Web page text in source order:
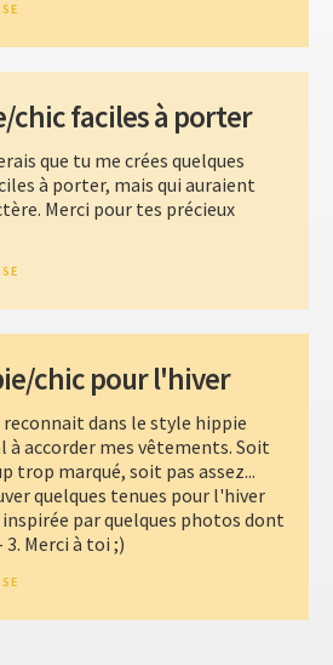
chic faciles à porter
que tu me crées quelques
à porter, mais qui auraient
Merci pour tes précieux
chic pour l'hiver
reconnait dans le style hippie
à accorder mes vêtements. Soit
trop marqué, soit pas assez...
quelques tenues pour l'hiver
par quelques photos dont
3. Merci à toi ;)